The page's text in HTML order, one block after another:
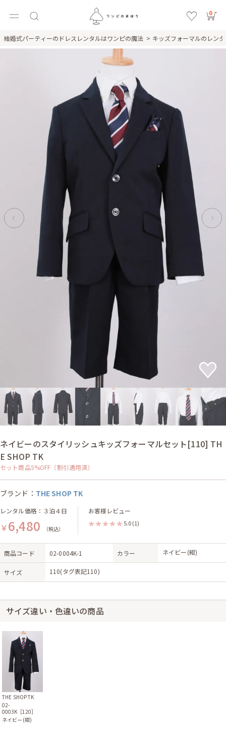
0
結婚式パーティーのドレスレンタルはワンピの魔法 キッズフォーマルのレン
ネイビーのスタイリッシュキッズフォーマルセット[110] TH
E SHOP TK
セット商品5%OFF（割引適用済）
ブランド： THE SHOP TK
レンタル価格：３泊４日
￥6,480 （税込）
お客様レビュー
5.0 (1)
商品コード 02-0004K-1 カラー ネイビー(紺)
サイズ 110(タグ表記110)
サイズ違い・色違いの商品
THE SHOP TK
02-
0003K［120］
ネイビー(紺)